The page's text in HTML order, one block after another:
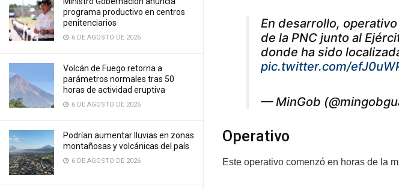
programa productivo en centros
penitenciarios
6 DE AGOSTO DE 2026
Volcán de Fuego retorna a
parámetros normales tras 50
horas de actividad eruptiva
6 DE AGOSTO DE 2026
Podrían aumentar lluvias en zonas
montañosas y volcánicas del país
6 DE AGOSTO DE 2026
En desarrollo,
de la PNC junto al
donde ha sido
pic.twitter.com/
— MinGob
Operativo
Este operativo comenzó en horas de la